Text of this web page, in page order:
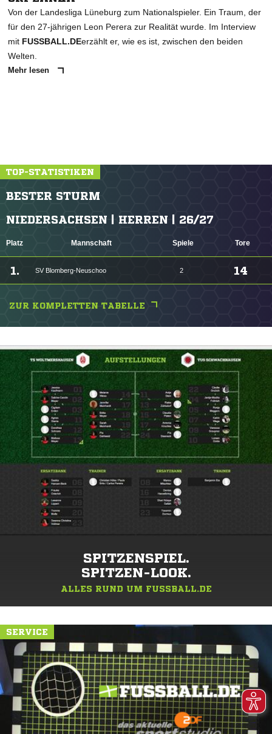
Von der Landesliga Lüneburg zum Nationalspieler. Ein Traum, der
für den 27-jährigen Leon Perera zur Realität wurde. Im Interview
mit FUSSBALL.DEerzählt er, wie es ist, zwischen den beiden
Welten.
Mehr lesen
TOP-STATISTIKEN
BESTER STURM
NIEDERSACHSEN | HERREN | 26/27
Platz Mannschaft Spiele Tore
1. SV Blomberg-Neuschoo 2 14
ZUR KOMPLETTEN TABELLE
SPITZENSPIEL.
SPITZEN-LOOK.
ALLES RUND UM FUSSBALL.DE
SERVICE